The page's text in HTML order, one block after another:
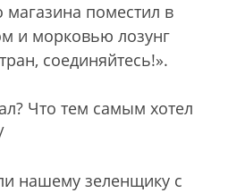
поместил в
и морковью лозунг
соединяйтесь!».
Что тем самым хотел
нашему зеленщику с